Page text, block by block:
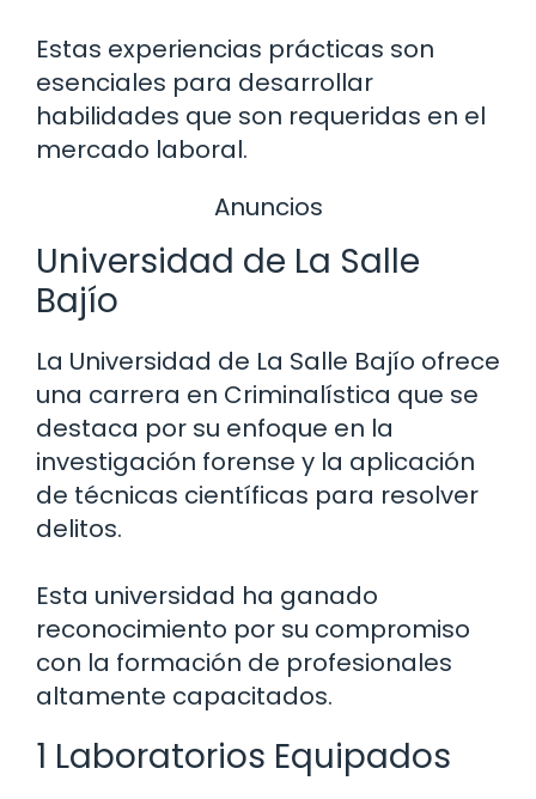
Estas experiencias prácticas son
esenciales para desarrollar
habilidades que son requeridas en el
mercado laboral.
Anuncios
Universidad de La Salle
Bajío
La Universidad de La Salle Bajío ofrece
una carrera en Criminalística que se
destaca por su enfoque en la
investigación forense y la aplicación
de técnicas científicas para resolver
delitos.
Esta universidad ha ganado
reconocimiento por su compromiso
con la formación de profesionales
altamente capacitados.
1 Laboratorios Equipados